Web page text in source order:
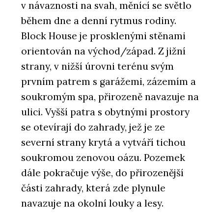
v návaznosti na svah, měnící se světlo
během dne a denní rytmus rodiny.
Block House je prosklenými stěnami
orientován na východ/západ. Z jižní
strany, v nižší úrovni terénu svým
prvním patrem s garážemi, zázemím a
soukromým spa, přirozeně navazuje na
ulici. Vyšší patra s obytnými prostory
se otevírají do zahrady, jež je ze
severní strany krytá a vytváří tichou
soukromou zenovou oázu. Pozemek
dále pokračuje výše, do přirozenější
části zahrady, která zde plynule
navazuje na okolní louky a lesy.